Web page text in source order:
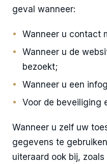
geval wanneer:
Wanneer u contact
Wanneer u de
bezoekt;
Wanneer u een
Voor de beveiliging
Wanneer u zelf uw
gegevens te
uiteraard ook bij,